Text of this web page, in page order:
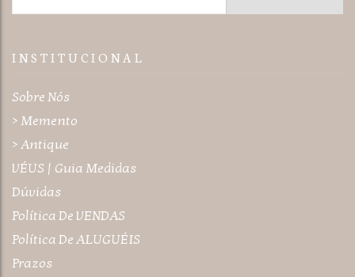
I N S T I T U C I O N A L
Sobre Nós
> Memento
> Antique
VÉUS | Guia Medidas
Dúvidas
Política De VENDAS
Política De ALUGUÉIS
Prazos